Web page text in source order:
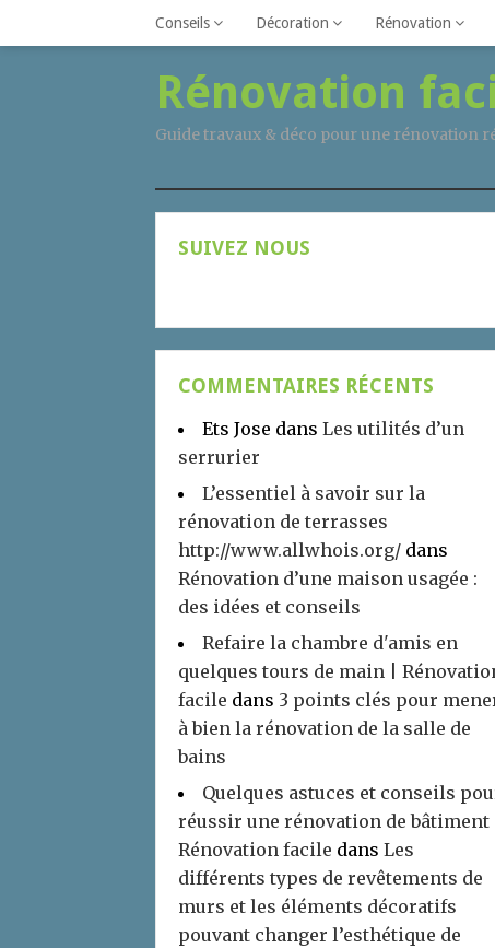
Conseils Décoration Rénovation
Rénovation
Guide travaux & déco pour une rénovation
SUIVEZ NOUS
COMMENTAIRES RÉCENTS
Ets Jose dans Les utilités d’un
serrurier
L’essentiel à savoir sur la
rénovation de terrasses
http://www.allwhois.org/ dans
Rénovation d’une maison usagée :
des idées et conseils
Refaire la chambre d'amis en
quelques tours de main |
facile dans 3 points clés pour
à bien la rénovation de la salle de
bains
Quelques astuces et conseils
réussir une rénovation de bâtiment |
Rénovation facile dans Les
différents types de revêtements de
murs et les éléments décoratifs
pouvant changer l’esthétique de